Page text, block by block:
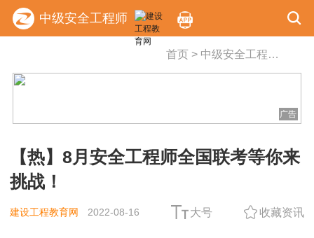
中级安全工程师
首页> 中级安全工程师
广告
【热】8月安全工程师全国联考等你来
挑战！
建设工程教育网 2022-08-16 大号 收藏资讯